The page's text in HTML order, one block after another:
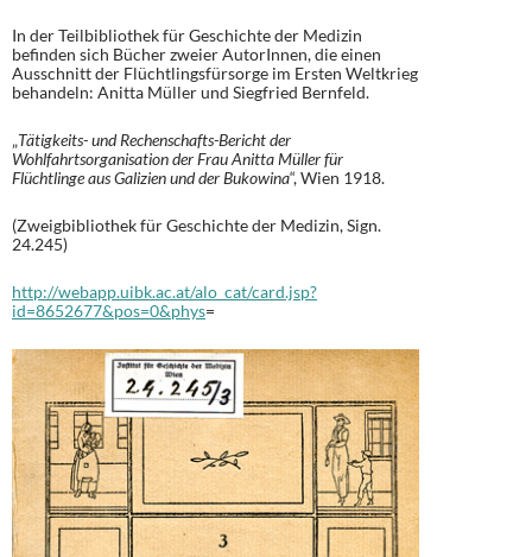
In der Teilbibliothek für Geschichte der Medizin
befinden sich Bücher zweier AutorInnen, die einen
Ausschnitt der Flüchtlingsfürsorge im Ersten Weltkrieg
behandeln: Anitta Müller und Siegfried Bernfeld.
„Tätigkeits- und Rechenschafts-Bericht der
Wohlfahrtsorganisation der Frau Anitta Müller für
Flüchtlinge aus Galizien und der Bukowina“, Wien 1918.
(Zweigbibliothek für Geschichte der Medizin, Sign.
24.245)
http://webapp.uibk.ac.at/alo_cat/card.jsp?
id=8652677&pos=0&phys=